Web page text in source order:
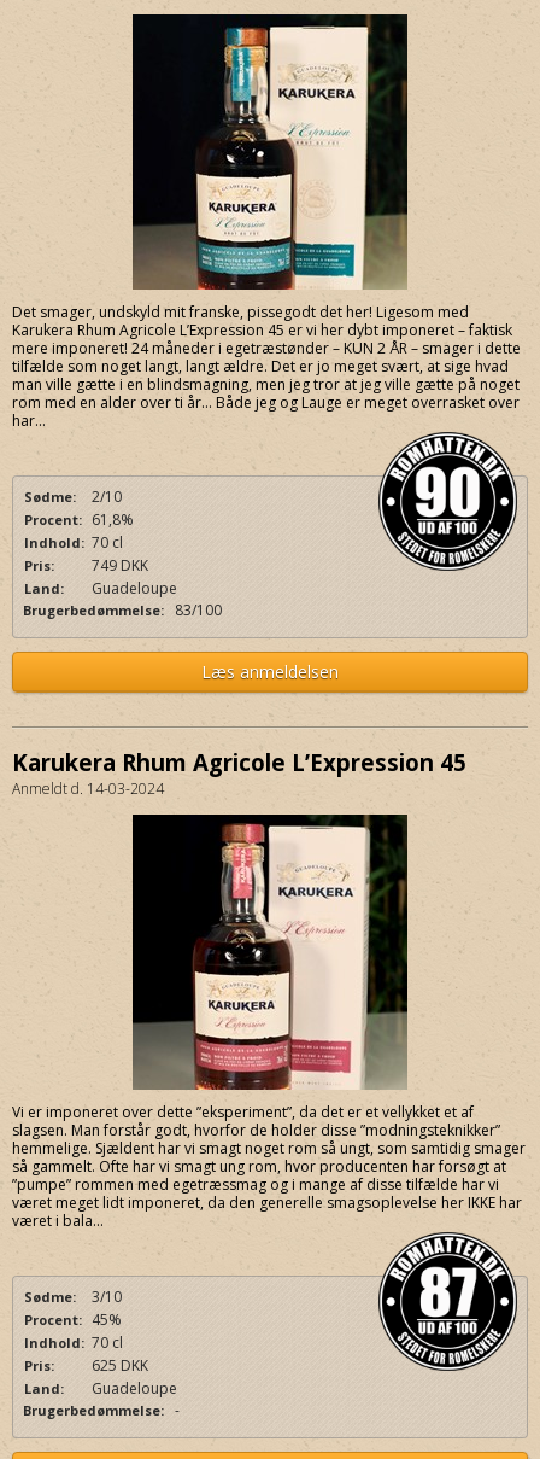
Det smager, undskyld mit franske, pissegodt det her! Ligesom med
Karukera Rhum Agricole L’Expression 45 er vi her dybt imponeret – faktisk
mere imponeret! 24 måneder i egetræstønder – KUN 2 ÅR – smager i dette
tilfælde som noget langt, langt ældre. Det er jo meget svært, at sige hvad
man ville gætte i en blindsmagning, men jeg tror at jeg ville gætte på noget
rom med en alder over ti år… Både jeg og Lauge er meget overrasket over
har...
Sødme: 2/10
Procent: 61,8%
Indhold: 70 cl
Pris: 749 DKK
Land: Guadeloupe
Brugerbedømmelse: 83/100
Læs anmeldelsen
Karukera Rhum Agricole L’Expression 45
Anmeldt d. 14-03-2024
Vi er imponeret over dette ”eksperiment”, da det er et vellykket et af
slagsen. Man forstår godt, hvorfor de holder disse ”modningsteknikker”
hemmelige. Sjældent har vi smagt noget rom så ungt, som samtidig smager
så gammelt. Ofte har vi smagt ung rom, hvor producenten har forsøgt at
”pumpe” rommen med egetræssmag og i mange af disse tilfælde har vi
været meget lidt imponeret, da den generelle smagsoplevelse her IKKE har
været i bala...
Sødme: 3/10
Procent: 45%
Indhold: 70 cl
Pris: 625 DKK
Land: Guadeloupe
Brugerbedømmelse: -